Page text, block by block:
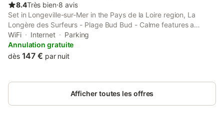
8.4Très bien⋅8 avis
Set in Longeville-sur-Mer in the Pays de la Loire region, La
Longère des Surfeurs - Plage Bud Bud - Calme features a
terrace.
WiFi Internet
Parking
Annulation gratuite
dès 147 € par nuit
Afficher toutes les offres